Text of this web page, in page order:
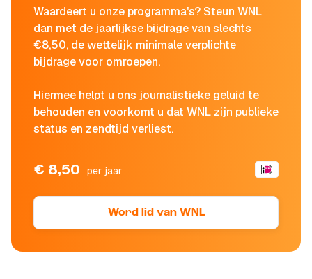
Waardeert u onze programma's? Steun WNL
dan met de jaarlijkse bijdrage van slechts
€8,50, de wettelijk minimale verplichte
bijdrage voor omroepen.
Hiermee helpt u ons journalistieke geluid te
behouden en voorkomt u dat WNL zijn publieke
status en zendtijd verliest.
€ 8,50 per jaar
Word lid van WNL